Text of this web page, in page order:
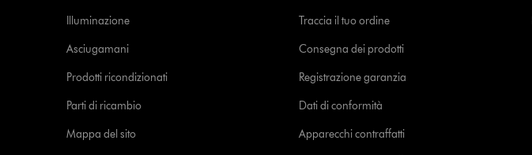
Illuminazione
Asciugamani
Prodotti ricondizionati
Parti di ricambio
Mappa del sito
Traccia il tuo ordine
Consegna dei prodotti
Registrazione garanzia
Dati di conformità
Apparecchi contraffatti